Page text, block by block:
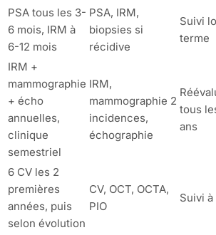
PSA tous les 3-
6 mois, IRM à
6-12 mois
PSA, IRM,
biopsies si
récidive
Suivi
terme
IRM +
mammographie
+ écho
annuelles,
clinique
semestriel
IRM,
mammographie 2
incidences,
échographie
tous
ans
6 CV les 2
premières
années, puis
selon évolution
CV, OCT, OCTA,
PIO
Suivi